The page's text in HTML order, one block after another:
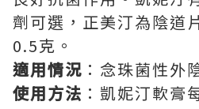
劑可選，正美汀為陰道
0.5克。
適用情況 ：念珠菌性外
使用方法 ：凱妮汀軟膏